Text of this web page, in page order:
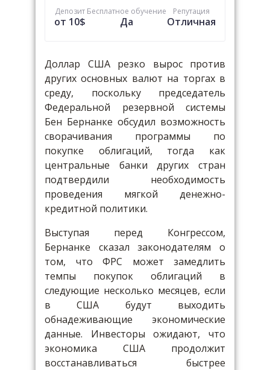
Депозит
от 10$
Бесплатное обучение
Да
Репутация
Отличная
Доллар США резко вырос против
других основных валют на торгах в
среду, поскольку председатель
Федеральной резервной системы
Бен Бернанке обсудил возможность
сворачивания программы по
покупке облигаций, тогда как
центральные банки других стран
подтвердили необходимость
проведения мягкой денежно-
кредитной политики.
Выступая перед Конгрессом,
Бернанке сказал законодателям о
том, что ФРС может замедлить
темпы покупок облигаций в
следующие несколько месяцев, если
в США будут выходить
обнадеживающие экономические
данные. Инвесторы ожидают, что
экономика США продолжит
восстанавливаться быстрее